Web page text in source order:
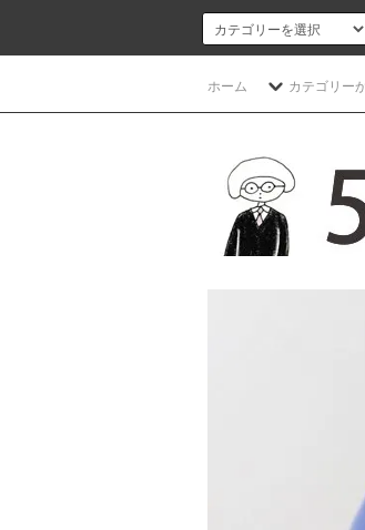
ホーム カテゴリー